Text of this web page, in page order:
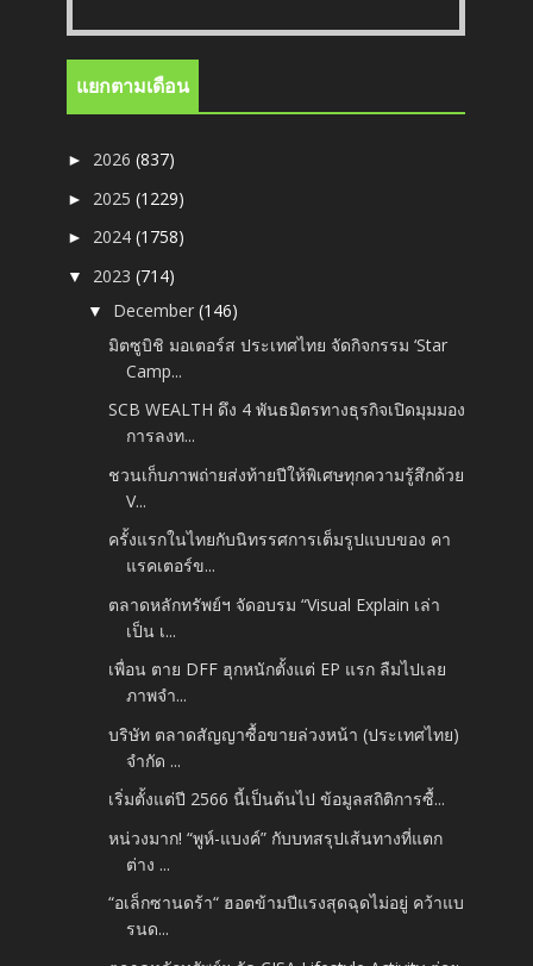
แยกตามเดือน
► 2026(837)
► 2025(1229)
► 2024(1758)
▼ 2023(714)
▼ December(146)
มิตซูบิชิ มอเตอร์ส ประเทศไทย จัดกิจกรรม ‘Star
Camp...
SCB WEALTH ดึง 4 พันธมิตรทางธุรกิจเปิดมุมมอง
การลงท...
ชวนเก็บภาพถ่ายส่งท้ายปีให้พิเศษทุกความรู้สึกด้วย
V...
ครั้งแรกในไทยกับนิทรรศการเต็มรูปแบบของ คา
แรคเตอร์ข...
ตลาดหลักทรัพย์ฯ จัดอบรม “Visual Explain เล่า
เป็น เ...
เพื่อน ตาย DFF ฮุกหนักตั้งแต่ EP แรก ลืมไปเลย
ภาพจำ...
บริษัท ตลาดสัญญาซื้อขายล่วงหน้า (ประเทศไทย)
จำกัด ...
เริ่มตั้งแต่ปี 2566 นี้เป็นต้นไป ข้อมูลสถิติการซื้...
หน่วงมาก! “พูห์-แบงค์” กับบทสรุปเส้นทางที่แตก
ต่าง ...
“อเล็กซานดร้า“ ฮอตข้ามปีแรงสุดฉุดไม่อยู่ คว้าแบ
รนด...